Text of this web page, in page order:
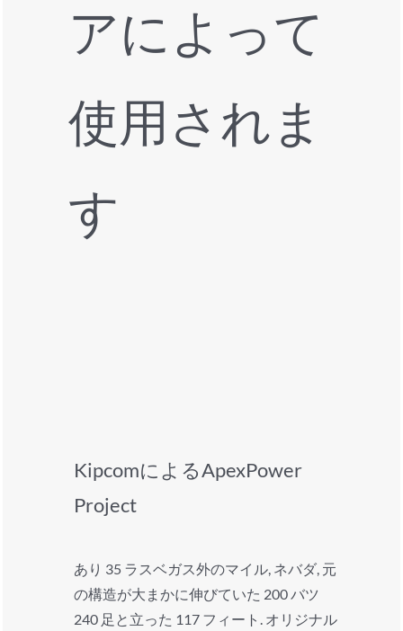
アによって
使用されま
す
KipcomによるApexPower
Project
あり 35 ラスベガス外のマイル, ネバダ, 元
の構造が大まかに伸びていた 200 バツ
240 足と立った 117 フィート. オリジナル